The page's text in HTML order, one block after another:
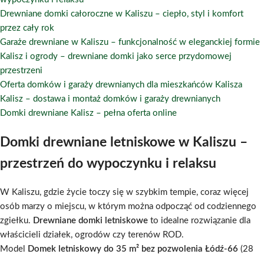
Drewniane domki całoroczne w Kaliszu – ciepło, styl i komfort
przez cały rok
Garaże drewniane w Kaliszu – funkcjonalność w eleganckiej formie
Kalisz i ogrody – drewniane domki jako serce przydomowej
przestrzeni
Oferta domków i garaży drewnianych dla mieszkańców Kalisza
Kalisz – dostawa i montaż domków i garaży drewnianych
Domki drewniane Kalisz – pełna oferta online
Domki drewniane letniskowe w Kaliszu –
przestrzeń do wypoczynku i relaksu
W Kaliszu, gdzie życie toczy się w szybkim tempie, coraz więcej
osób marzy o miejscu, w którym można odpocząć od codziennego
zgiełku. Drewniane domki letniskowe to idealne rozwiązanie dla
właścicieli działek, ogrodów czy terenów ROD.
Model
Domek letniskowy do 35 m² bez pozwolenia Łódź-66 (28